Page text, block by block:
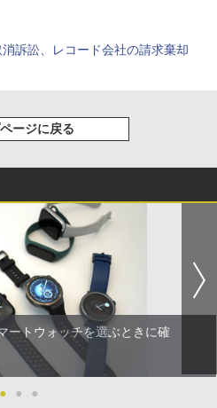
消訴訟、レコード会社の請求棄却
ージに戻る
ートウォッチを選ぶときに確
● ● ●